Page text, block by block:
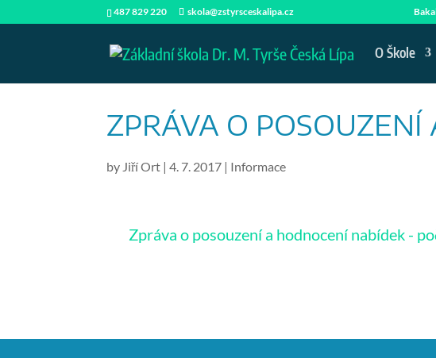
487 829 220 skola@zstyrsceskalipa.cz
O Škole
ZPRÁVA O
by Jiří Ort |4. 7. 2017 | Informace
Zpráva o posouzení a hodnocení nabídek -